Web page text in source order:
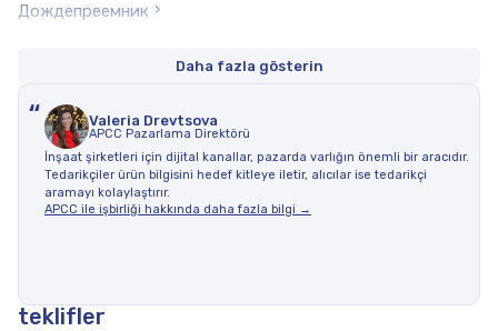
Дождепреемник
Фильтрующая загрузка (водоочистка)
Запорная арматура
Защита от протечек воды
Daha fazla gösterin
“ Valeria Drevtsova
APCC Pazarlama Direktörü
İnşaat şirketleri için dijital kanallar, pazarda varlığın önemli bir aracıdır.
Tedarikçiler ürün bilgisini hedef kitleye iletir, alıcılar ise tedarikçi
aramayı kolaylaştırır.
APCC ile işbirliği hakkında daha fazla bilgi →
teklifler